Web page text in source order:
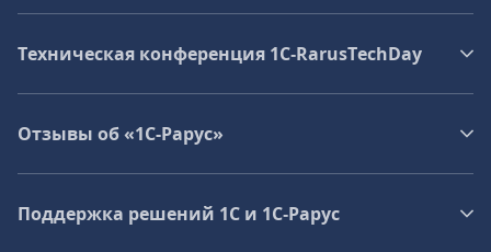
Техническая конференция 1C‑RarusTechDay
Отзывы об «1С-Рарус»
Поддержка решений 1С и 1С‑Рарус